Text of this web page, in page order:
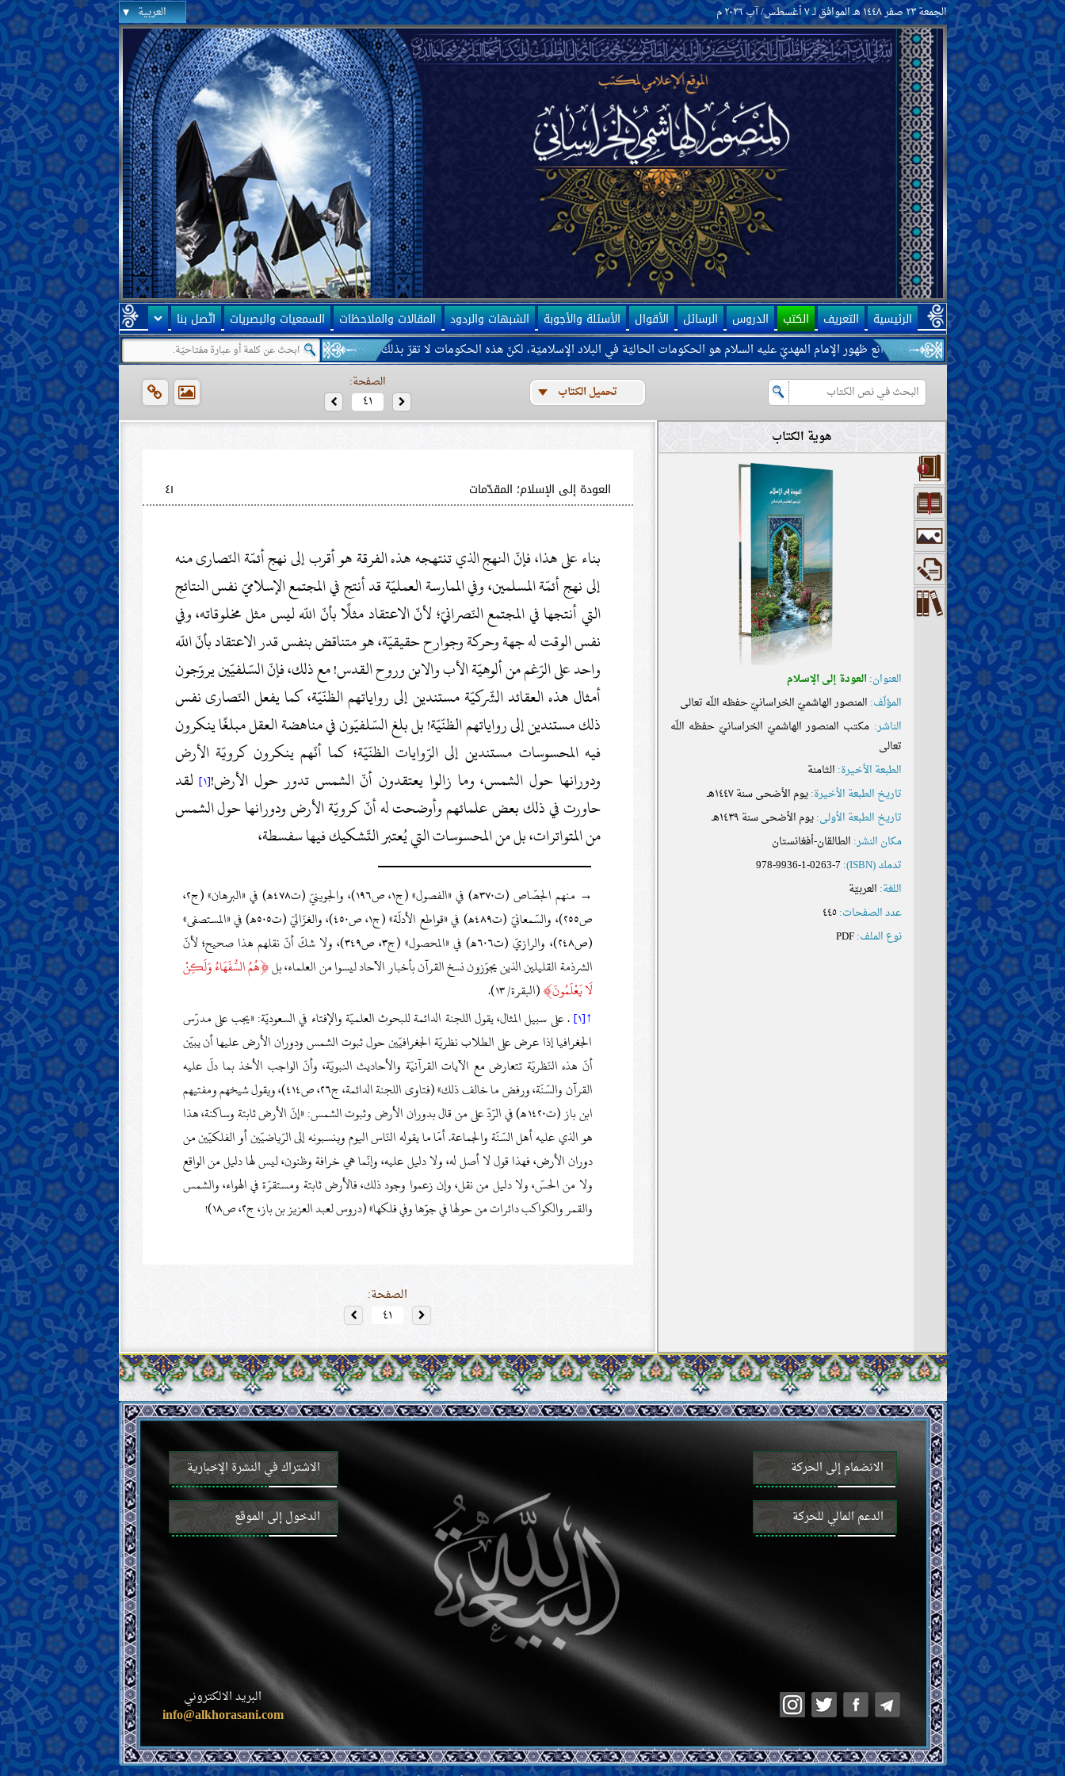
الجمعة ٢٣ صفر ١٤٤٨ هـ الموافق لـ ٧ أغسطس/ آب ٢٠٢٦ م العربية
الرئيسية التعريف الكتب الدروس الرسائل الأقوال الأسئلة والأجوبة الشبهات والردود المقالات والملاحظات السمعيات والبصريات
اتّصل بنا
اللّه تعالى أنّ أحد موانع ظهور الإمام المهديّ عليه السلام هو الحكومات الحاليّة في البلاد الإسلاميّة، لكنّ هذه الحكومات لا تقرّ بذلك، بل ترى بعضها كحكومة إيران أنّها ممهّدة لظهور الإمام المهديّ عليه السلام! سؤالي
تحميل الكتاب
الصفحة:
هوية الكتاب
العنوان:العودة إلى الإسلام
المؤلّف: المنصور الهاشميّ الخراسانيّ حفظه اللّه تعالى
الناشر: مكتب المنصور الهاشميّ الخراسانيّ حفظه اللّه
تعالى
الطبعة الأخيرة: الثامنة
تاريخ الطبعة الأخيرة:يوم الأضحى سنة ١٤٤٧هـ
تاريخ الطبعة الأولى:يوم الأضحى سنة ١٤٣٩هـ
مكان النشر: الطالقان-أفغانستان
تدمك (ISBN):
978-9936-1-0263-7
اللغة: العربيّة
عدد الصفحات:٤٤٥
نوع الملف:PDF
العودة إلى الإسلام؛ المقدّمات ٤١
بناء على هذا، فإنّ النهج الذي تنتهجه هذه الفرقة هو أقرب إلى نهج أئمّة النّصارى منه
إلى نهج أئمّة المسلمين، وفي الممارسة العمليّة قد أنتج في المجتمع الإسلاميّ نفس النتائج
التي أنتجها في المجتمع النّصرانيّ؛ لأنّ الاعتقاد مثلًا بأنّ اللّه ليس مثل مخلوقاته، وفي
نفس الوقت له جهة وحركة وجوارح حقيقيّة، هو متناقض بنفس قدر الاعتقاد بأنّ اللّه
واحد على الرّغم من ألوهيّة الأب والابن وروح القدس! مع ذلك، فإنّ السّلفيّين يروّجون
أمثال هذه العقائد الشّركيّة مستندين إلى رواياتهم الظنّيّة، كما يفعل النّصارى نفس
ذلك مستندين إلى رواياتهم الظنّيّة! بل بلغ السّلفيّون في مناهضة العقل مبلغًا ينكرون
فيه المحسوسات مستندين إلى الرّوايات الظنّيّة؛ كما أنّهم ينكرون كرويّة الأرض
ودورانها حول الشمس، وما زالوا يعتقدون أنّ الشمس تدور حول الأرض![١] لقد
حاورت في ذلك بعض علمائهم وأوضحت له أنّ كرويّة الأرض ودورانها حول الشمس
من المتواترات، بل من المحسوسات التي يُعتبر التّشكيك فيها سفسطة،
→ منهم الجصّاص (ت٣٧٠هـ) في «الفصول» (ج١، ص١٩٦)، والجوينيّ (ت٤٧٨هـ) في «البرهان» (ج٢،
ص٢٥٥)، والسّمعانيّ (ت٤٨٩هـ) في «قواطع الأدلّة» (ج١، ص٤٥٠)، والغزّاليّ (ت٥٠٥هـ) في «المستصفى»
(ص٢٤٨)، والرازيّ (ت٦٠٦هـ) في «المحصول» (ج٣، ص٣٤٩)، ولا شكّ أنّ نقلهم هذا صحيح؛ لأنّ
الشرذمة القليلين الذين يجوّزون نسخ القرآن بأخبار الآحاد ليسوا من العلماء، بل﴿هُمُ السُّفَهَاءُ وَلَكِنْ
لَا يَعْلَمُونَ﴾(البقرة/ ١٣).
↑[١] .على سبيل المثال، يقول اللجنة الدائمة للبحوث العلميّة والإفتاء في السعوديّة: «يجب على مدرّس
الجغرافيا إذا عرض على الطلاب نظريّة الجغرافيّين حول ثبوت الشمس ودوران الأرض عليها أن يبيّن
أنّ هذه النّظريّة تتعارض مع الآيات القرآنيّة والأحاديث النبويّة، وأنّ الواجب الأخذ بما دلّ عليه
القرآن والسّنّة، ورفض ما خالف ذلك» (فتاوى اللجنة الدائمة، ج٢٦، ص٤١٤)، ويقول شيخهم ومفتيهم
ابن باز (ت١٤٢٠هـ) في الرّدّ على من قال بدوران الأرض وثبوت الشمس: «إنّ الأرض ثابتة وساكنة، هذا
هو الذي عليه أهل السّنّة والجماعة. أمّا ما يقوله النّاس اليوم وينسبونه إلى الرّياضيّين أو الفلكيّين من
دوران الأرض، فهذا قول لا أصل له، ولا دليل عليه، وإنّما هي خرافة وظنون، ليس لها دليل من الواقع
ولا من الحسّ، ولا دليل من نقل، وإن زعموا وجود ذلك، فالأرض ثابتة ومستقرّة في الهواء، والشمس
والقمر والكواكب دائرات من حولها في جوّها وفي فلكها» (دروس لعبد العزيز بن باز، ج٢، ص١٨)!
الصفحة:
الانضمام إلى الحركة
الدعم المالي للحركة
الاشتراك في النشرة الإخبارية
الدخول إلى الموقع
البريد الالكتروني
info@alkhorasani.com